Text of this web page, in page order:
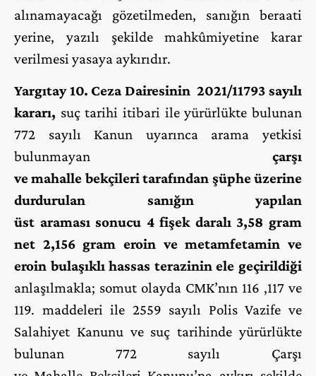
alınamayacağı gözetilmeden, sanığın beraati
yerine, yazılı şekilde mahkûmiyetine karar
verilmesi yasaya aykırıdır.
Yargıtay 10. Ceza Dairesinin 2021/11793 sayılı
kararı, suç tarihi itibari ile yürürlükte bulunan
772 sayılı Kanun uyarınca arama yetkisi
bulunmayan çarşı
ve mahalle bekçileri tarafından şüphe üzerine
durdurulan sanığın yapılan
üst araması sonucu 4 fişek daralı 3,58 gram
net 2,156 gram eroin ve metamfetamin ve
eroin bulaşıklı hassas terazinin ele geçirildiği
anlaşılmakla; somut olayda CMK’nın 116 ,117 ve
119. maddeleri ile 2559 sayılı Polis Vazife ve
Salahiyet Kanunu ve suç tarihinde yürürlükte
bulunan 772 sayılı Çarşı